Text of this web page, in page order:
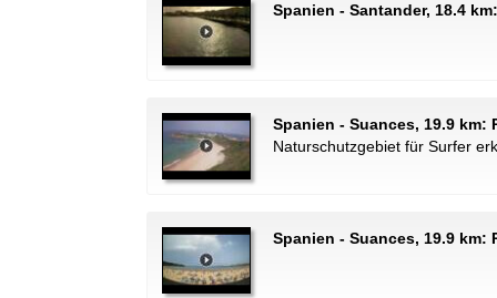
Spanien - Santander, 18.4
Spanien - Suances, 19.9 km:
Naturschutzgebiet für Surfer
Spanien - Suances, 19.9 km: